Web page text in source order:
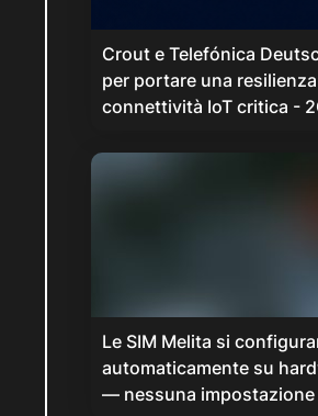
Crout e Telefónica
per portare una
connettività IoT critica -
Le SIM Melita si
automaticamente su
— nessuna impostazione